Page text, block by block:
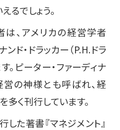
るでしょう。
は、アメリカの経営学者
ンド・ドラッカー（P.H.ドラ
。ピーター・ファーディナ
営の神様とも呼ばれ、経
多く刊行しています。
した著書『マネジメント』